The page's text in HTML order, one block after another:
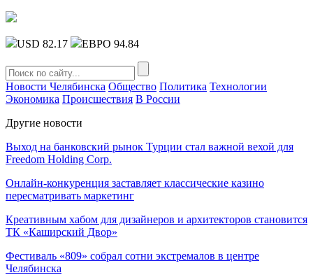
USD 82.17 ЕВРО 94.84
Новости Челябинска Общество Политика Технологии
Экономика Происшествия В России
Другие новости
Выход на банковский рынок Турции стал важной вехой для
Freedom Holding Corp.
Онлайн-конкуренция заставляет классические казино
пересматривать маркетинг
Креативным хабом для дизайнеров и архитекторов становится
ТК «Каширский Двор»
Фестиваль «809» собрал сотни экстремалов в центре
Челябинска